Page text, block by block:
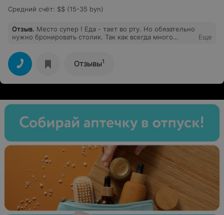
Средний счёт: $$ (15-35 byn)
Отзыв. Место супер ! Еда - тает во рту. Но обязательно
нужно бронировать столик. Так как всегда много
с качественной едой .
Еще
Отзывы1